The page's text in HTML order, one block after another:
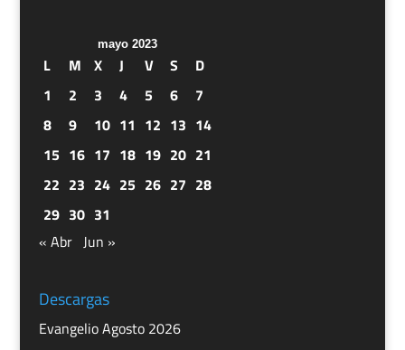
mayo 2023
L M X J V S
D
1
2 3 4 5 6
7
8
9 10 11 12 13 14
15 16 17 18 19 20 21
22 23 24 25 26 27 28
29 30 31
« Abr Jun »
Descargas
Evangelio Agosto 2026